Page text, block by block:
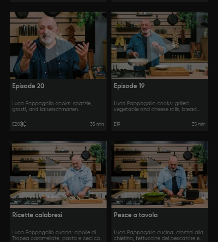
Episode 20
Luca Pappagallo cooks: spätzle,
grostl, and kaiserschmarren.
E20 35 min
Episode 19
Luca Pappagallo cooks: grilled
vegetable and cheese rolls, bread
chicken and Parma ham rolls.
E19 35 min
Ricette calabresi
Luca Pappagallo cucina: cipolle di
Tropea caramellate, pasta e ceci con
Pesce a tavola
Luca Pappagallo cucina: crostini alla
chietina, fettuccine del pescatore e